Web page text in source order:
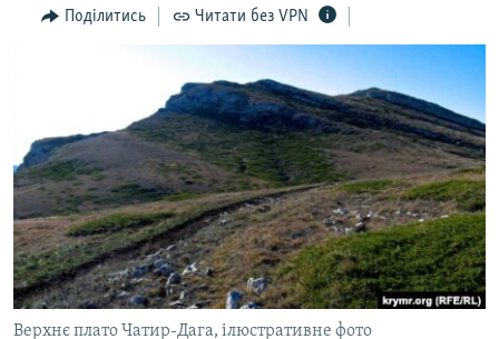
Перейти
ПОГЛЯД
СПЕЦПРОЕКТИ
ДЕПОРТАЦІЯ
ВІДЕОУРОКИ «ELIFBE»
СВІДЧЕННЯ ОКУПАЦІЇ
УКРАЇНСЬКА ПРОБЛЕМА КРИМУ
ЯК ОБІЙТИ БЛОКУВАННЯ
Русский
Qırımtatar
Поділитись Читати без VPN
Верхнє плато Чатир-Дага, ілюстративне фото